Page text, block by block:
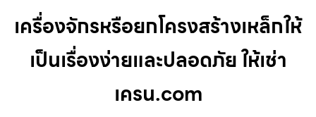
เครื่องจักรหรือยกโครงสร้างเหล็กให้
เป็นเรื่องง่ายและปลอดภัย ให้เช่า
เครน.com